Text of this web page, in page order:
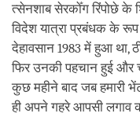
त्सेनशाब सेरकोँग रिंपोछे के
विदेश यात्रा प्रबंधक के रूप
देहावसान 1983 में हुआ था,
फिर उनकी पहचान हुई और
कुछ महीने बाद जब हमारी
ही अपने गहरे आपसी लगाव